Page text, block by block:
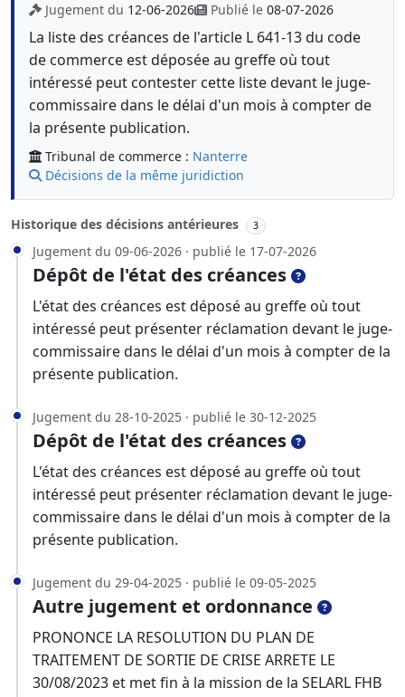
Jugement du 12-06-2026 Publié le 08-07-2026
La liste des créances de l'article L 641-13 du code
de commerce est déposée au greffe où tout
intéressé peut contester cette liste devant le juge-
commissaire dans le délai d'un mois à compter de
la présente publication.
Tribunal de commerce : Nanterre
Décisions de la même juridiction
Historique des décisions antérieures 3
Jugement du 09-06-2026 · publié le 17-07-2026
Dépôt de l'état des créances
L'état des créances est déposé au greffe où tout
intéressé peut présenter réclamation devant le juge-
commissaire dans le délai d'un mois à compter de la
présente publication.
Jugement du 28-10-2025 · publié le 30-12-2025
Dépôt de l'état des créances
L'état des créances est déposé au greffe où tout
intéressé peut présenter réclamation devant le juge-
commissaire dans le délai d'un mois à compter de la
présente publication.
Jugement du 29-04-2025 · publié le 09-05-2025
Autre jugement et ordonnance
PRONONCE LA RESOLUTION DU PLAN DE
TRAITEMENT DE SORTIE DE CRISE ARRETE LE
30/08/2023 et met fin à la mission de la SELARL FHB